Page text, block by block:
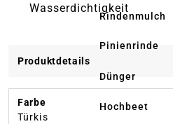
Rindenmulch
Pinienrinde
Dünger
Hochbeet
Wasserdichtigkeit
Produktdetails
Farbe
Türkis